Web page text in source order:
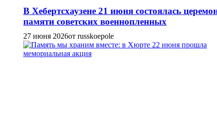
В Хебертсхаузене 21 июня состоялась
памяти советских военнопленных
27 июня 2026от russkoepole